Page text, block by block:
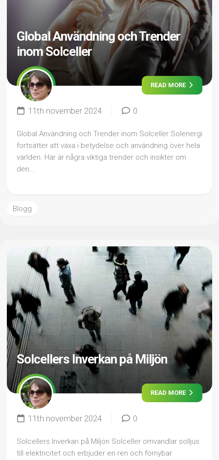
Global Användning och Trender
inom Solceller
READ MORE
11th november 2024 0
Global Användning och Trender inom Solceller Solenergi
fortsätter att växa i betydelse och användning över hela
världen. Här är några viktiga trender och insikter om
den...
Blogg
Solcellers Inverkan på Miljön
READ MORE
11th november 2024 0
Solcellers Inverkan på Miljön Solceller omvandlar solljus
till elektricitet och erbjuder en ren och förnybar